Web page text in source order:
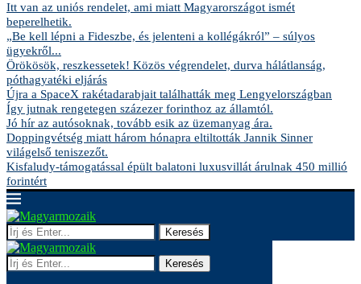
Itt van az uniós rendelet, ami miatt Magyarországot ismét
beperelhetik.
„Be kell lépni a Fideszbe, és jelenteni a kollégákról” – súlyos
ügyekről...
Örökösök, reszkessetek! Közös végrendelet, durva hálátlanság,
póthagyatéki eljárás
Újra a SpaceX rakétadarabjait találhatták meg Lengyelországban
Így jutnak rengetegen százezer forinthoz az államtól.
Jó hír az autósoknak, tovább esik az üzemanyag ára.
Doppingvétség miatt három hónapra eltiltották Jannik Sinner
világelső teniszezőt.
Kisfaludy-támogatással épült balatoni luxusvillát árulnak 450 millió
forintért
Keresés
Keresés